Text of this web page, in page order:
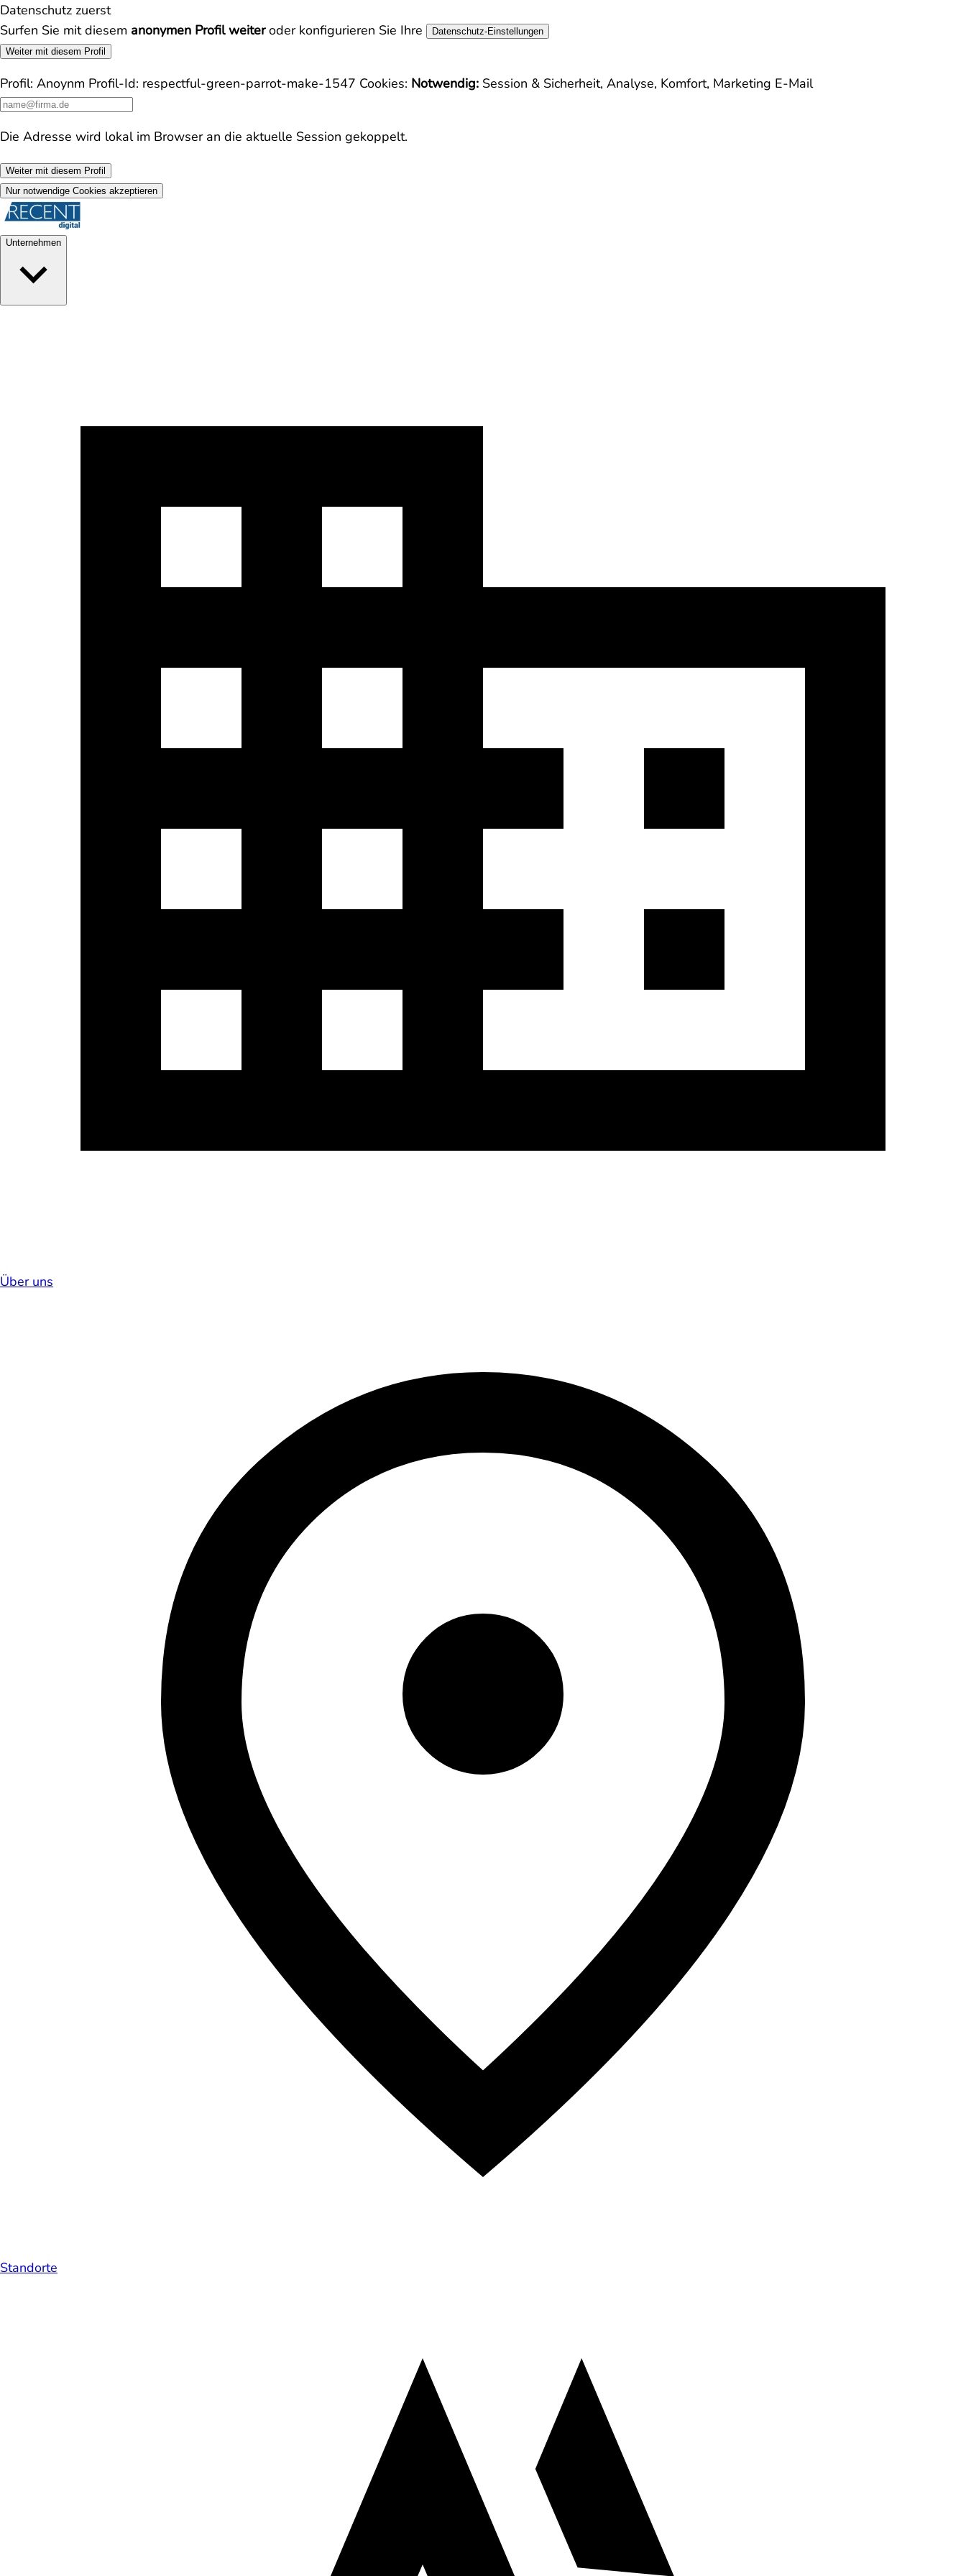
Datenschutz zuerst
Surfen Sie mit diesem anonymen Profil weiteroder konfigurieren Sie Ihre
Datenschutz-Einstellungen
Weiter mit diesem Profil
Profil: Anoynm Profil-Id: respectful-green-parrot-make-1547 Cookies: Notwendig: Session & Sicherheit, Analyse, Komfort, Marketing E-Mail
Die Adresse wird lokal im Browser an die aktuelle Session gekoppelt.
Weiter mit diesem Profil
Nur notwendige Cookies akzeptieren
Unternehmen
Über uns
Standorte